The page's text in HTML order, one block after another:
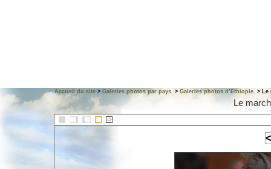
Accueil du site > Galeries photos par pays. > Galeries photos d’Ethiopie. > Le
Le
::>